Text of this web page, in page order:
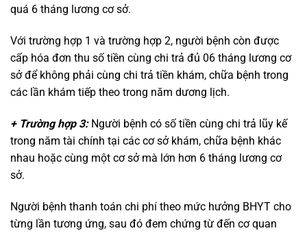
quá 6 tháng lương cơ sở.
Với trường hợp 1 và trường hợp 2, người bệnh còn được
cấp hóa đơn thu số tiền cùng chi trả đủ 06 tháng lương cơ
sở để không phải cùng chi trả tiền khám, chữa bệnh trong
các lần khám tiếp theo trong năm dương lịch.
+ Trường hợp 3:Người bệnh có số tiền cùng chi trả lũy kế
trong năm tài chính tại các cơ sở khám, chữa bệnh khác
nhau hoặc cùng một cơ sở mà lớn hơn 6 tháng lương cơ
sở.
Người bệnh thanh toán chi phí theo mức hưởng BHYT cho
từng lần tương ứng, sau đó đem chứng từ đến cơ quan